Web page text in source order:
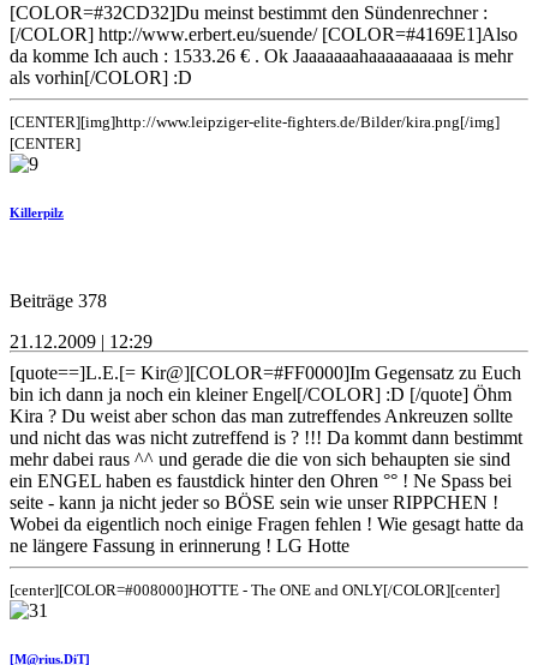
[COLOR=#32CD32]Du meinst bestimmt den Sündenrechner :
[/COLOR] http://www.erbert.eu/suende/ [COLOR=#4169E1]Also
da komme Ich auch : 1533.26 € . Ok Jaaaaaaahaaaaaaaaaa is mehr
als vorhin[/COLOR] :D
[CENTER][img]http://www.leipziger-elite-fighters.de/Bilder/kira.png[/img]
[CENTER]
Killerpilz
Beiträge 378
21.12.2009 | 12:29
[quote==]L.E.[= Kir@][COLOR=#FF0000]Im Gegensatz zu Euch
bin ich dann ja noch ein kleiner Engel[/COLOR] :D [/quote] Öhm
Kira ? Du weist aber schon das man zutreffendes Ankreuzen sollte
und nicht das was nicht zutreffend is ? !!! Da kommt dann bestimmt
mehr dabei raus ^^ und gerade die die von sich behaupten sie sind
ein ENGEL haben es faustdick hinter den Ohren °° ! Ne Spass bei
seite - kann ja nicht jeder so BÖSE sein wie unser RIPPCHEN !
Wobei da eigentlich noch einige Fragen fehlen ! Wie gesagt hatte da
ne längere Fassung in erinnerung ! LG Hotte
[center][COLOR=#008000]HOTTE - The ONE and ONLY[/COLOR][center]
[M@rius.DiT]